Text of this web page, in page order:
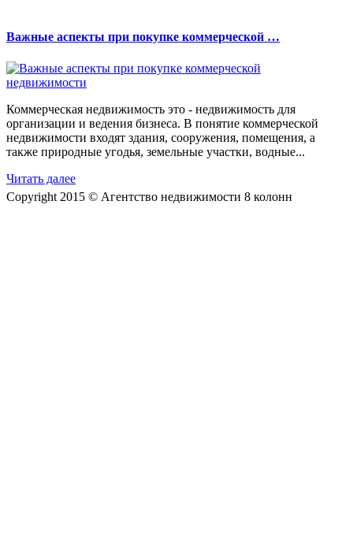
Важные аспекты при покупке коммерческой …
Коммерческая недвижимость это - недвижимость для
организации и ведения бизнеса. В понятие коммерческой
недвижимости входят здания, сооружения, помещения, а
также природные угодья, земельные участки, водные...
Читать далее
Copyright 2015 © Агентство недвижимости 8 колонн